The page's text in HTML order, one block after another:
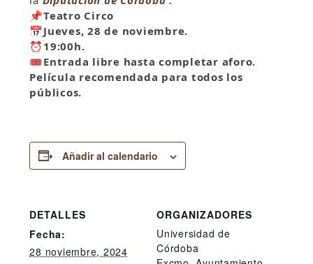
📌Teatro Circo
📅 Jueves, 28 de noviembre.
⏰ 19:00h.
🎟Entrada libre hasta completar aforo.
Película recomendada para todos los
públicos.
Añadir al calendario
DETALLES
Fecha:
28 noviembre, 2024
ORGANIZADORES
Universidad de
Córdoba